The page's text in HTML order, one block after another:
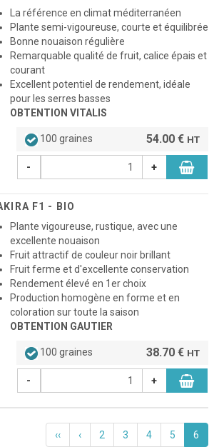
La référence en climat méditerranéen
Plante semi-vigoureuse, courte et équilibrée
Bonne nouaison régulière
Remarquable qualité de fruit, calice épais et
courant
Excellent potentiel de rendement, idéale
pour les serres basses
OBTENTION VITALIS
100 graines 54.00 € HT
- +
F1 - BIO
Plante vigoureuse, rustique, avec une
excellente nouaison
Fruit attractif de couleur noir brillant
Fruit ferme et d'excellente conservation
Rendement élevé en 1er choix
Production homogène en forme et en
coloration sur toute la saison
OBTENTION GAUTIER
100 graines 38.70 € HT
- +
‹‹ ‹ 2 3 4 5 6